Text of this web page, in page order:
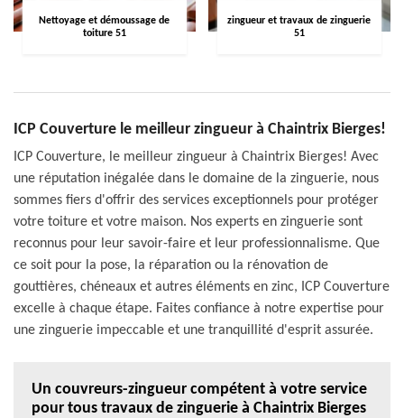
Nettoyage et démoussage de
toiture 51
zingueur et travaux de zinguerie
51
ICP Couverture le meilleur zingueur à Chaintrix Bierges!
ICP Couverture, le meilleur zingueur à Chaintrix Bierges! Avec
une réputation inégalée dans le domaine de la zinguerie, nous
sommes fiers d'offrir des services exceptionnels pour protéger
votre toiture et votre maison. Nos experts en zinguerie sont
reconnus pour leur savoir-faire et leur professionnalisme. Que
ce soit pour la pose, la réparation ou la rénovation de
gouttières, chéneaux et autres éléments en zinc, ICP Couverture
excelle à chaque étape. Faites confiance à notre expertise pour
une zinguerie impeccable et une tranquillité d'esprit assurée.
Un couvreurs-zingueur compétent à votre service
pour tous travaux de zinguerie à Chaintrix Bierges